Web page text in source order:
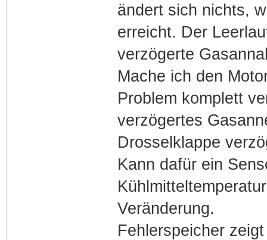
ändert sich nichts,
erreicht. Der
verzögerte
Mache ich den
Problem komplett
verzögertes
Drosselklappe
Kann dafür ein
Veränderung.
Fehlerspeicher